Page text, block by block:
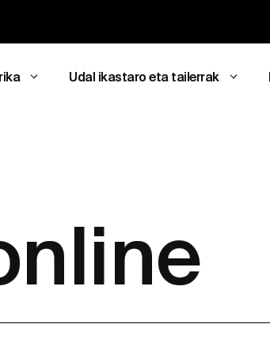
Udal ikastaro eta tailerrak